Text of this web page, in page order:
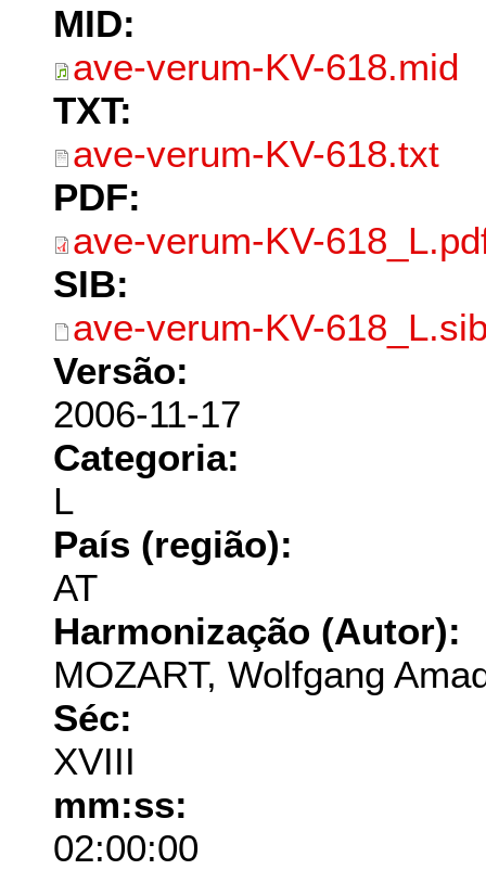
MID:
ave-verum-KV-618.mid
TXT:
ave-verum-KV-618.txt
PDF:
ave-verum-KV-
SIB:
ave-verum-KV-
Versão:
2006-11-17
Categoria:
L
País (região):
AT
Harmonização (Autor):
MOZART, Wolfgang
Séc:
XVIII
mm:ss:
02:00:00